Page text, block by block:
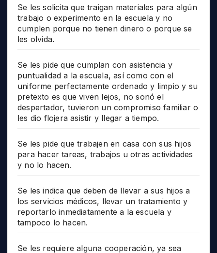
Se les solicita que traigan materiales para algún
trabajo o experimento en la escuela y no
cumplen porque no tienen dinero o porque se
les olvida.
Se les pide que cumplan con asistencia y
puntualidad a la escuela, así como con el
uniforme perfectamente ordenado y limpio y su
pretexto es que viven lejos, no sonó el
despertador, tuvieron un compromiso familiar o
les dio flojera asistir y llegar a tiempo.
Se les pide que trabajen en casa con sus hijos
para hacer tareas, trabajos u otras actividades
y no lo hacen.
Se les indica que deben de llevar a sus hijos a
los servicios médicos, llevar un tratamiento y
reportarlo inmediatamente a la escuela y
tampoco lo hacen.
Se les requiere alguna cooperación, ya sea